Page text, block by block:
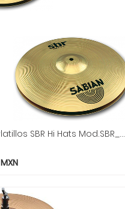
Sabian - Platillos SBR Hi Hats Mod.SBR__02
MXN